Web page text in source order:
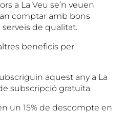
a La Veu se’n veuen
comptar amb bons
de qualitat.
beneficis per
aquest any a La
subscripció gratuïta.
un 15% de descompte en